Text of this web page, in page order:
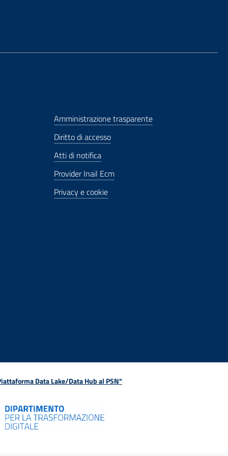
Amministrazione trasparente
Diritto di accesso
Atti di notifica
Provider Inail Ecm
Privacy e cookie
Data Lake/Data Hub al PSN"